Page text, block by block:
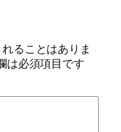
ることはありま
は必須項目です